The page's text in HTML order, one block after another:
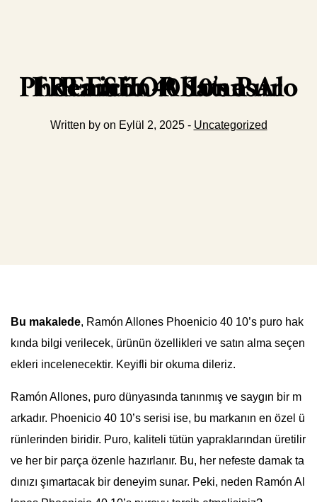
Ramón Allones Phoenicio 40 10’s Puro FREESHOP Satın Al
Written by on Eylül 2, 2025 - Uncategorized
Bu makalede, Ramón Allones Phoenicio 40 10’s puro hak
kında bilgi verilecek, ürünün özellikleri ve satın alma seçen
ekleri incelenecektir. Keyifli bir okuma dileriz.
Ramón Allones, puro dünyasında tanınmış ve saygın bir m
arkadır. Phoenicio 40 10’s serisi ise, bu markanın en özel ü
rünlerinden biridir. Puro, kaliteli tütün yapraklarından üretilir
ve her bir parça özenle hazırlanır. Bu, her nefeste damak ta
dınızı şımartacak bir deneyim sunar. Peki, neden Ramón Al